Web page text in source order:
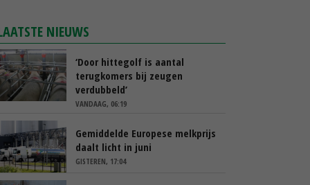
NIEUWS
‘Door hittegolf is aantal
terugkomers bij zeugen
verdubbeld’
VANDAAG, 06:19
Gemiddelde Europese melkprijs
daalt licht in juni
GISTEREN, 17:04